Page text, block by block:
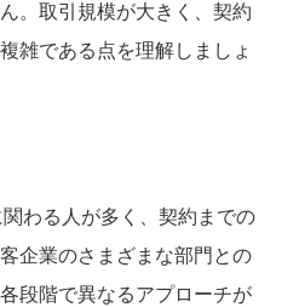
。取引規模が大きく、契約
雑である点を理解しましょ
わる人が多く、契約までの
企業のさまざまな部門との
段階で異なるアプローチが